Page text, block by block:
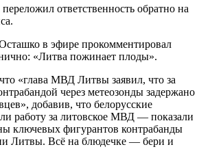
ответственность обратно на
в эфире прокомментировал
«Литва пожинает плоды».
«глава МВД Литвы заявил, что за
через метеозонды задержано
добавив, что белорусские
работу за литовское МВД — показали
ключевых фигурантов контрабанды
Литвы. Всё на блюдечке — бери и